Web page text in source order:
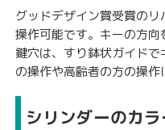
グッドデザイン賞受賞の
操作可能です。キーの方
鍵穴は、すり鉢状ガイド
の操作や高齢者の方の操作
シリンダーのカ